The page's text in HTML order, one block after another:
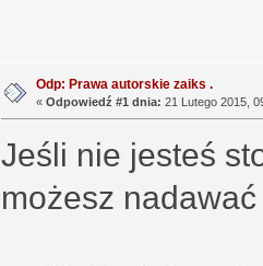
Odp: Prawa autorskie zaiks .
« Odpowiedź #1 dnia: 21 Lutego 2015,
Jeśli nie jesteś
możesz